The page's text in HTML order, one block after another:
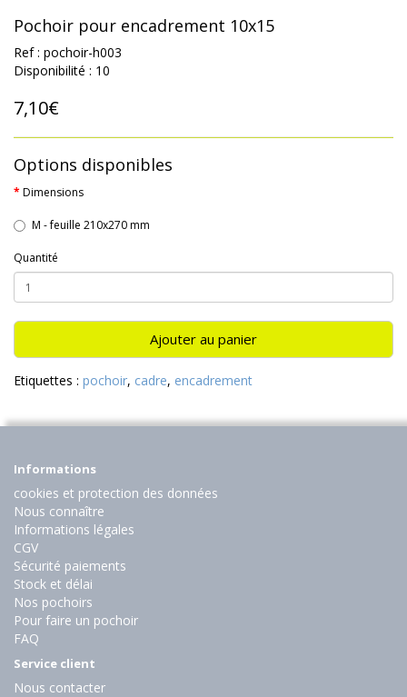
Pochoir pour encadrement 10x15
Ref : pochoir-h003
Disponibilité : 10
7,10€
Options disponibles
Dimensions
M - feuille 210x270 mm
Quantité
Ajouter au panier
Etiquettes : pochoir, cadre, encadrement
Informations
cookies et protection des données
Nous connaître
Informations légales
CGV
Sécurité paiements
Stock et délai
Nos pochoirs
Pour faire un pochoir
FAQ
Service client
Nous contacter